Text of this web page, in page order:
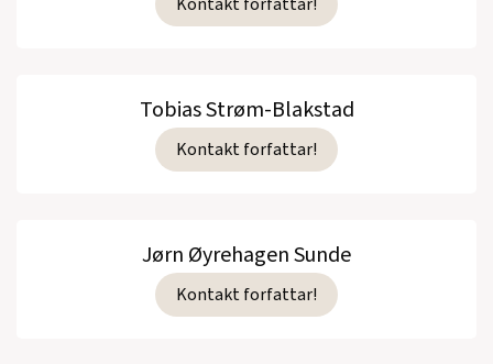
Tobias Strøm-Blakstad
Kontakt forfattar!
Jørn Øyrehagen Sunde
Kontakt forfattar!